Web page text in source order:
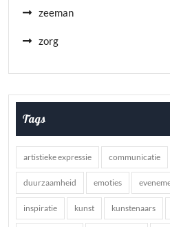
zeeman
zorg
Tags
artistieke expressie communicatie
duurzaamheid emoties
inspiratie kunst kunstenaars